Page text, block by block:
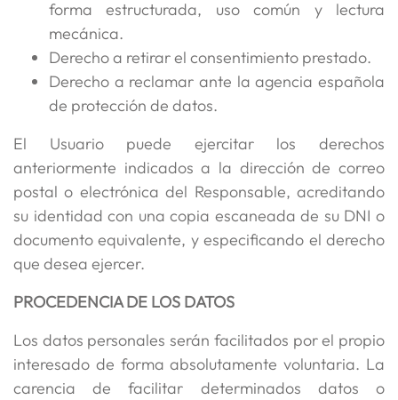
forma estructurada, uso común y lectura
mecánica.
Derecho a retirar el consentimiento prestado.
Derecho a reclamar ante la agencia española
de protección de datos.
El Usuario puede ejercitar los derechos
anteriormente indicados a la dirección de correo
postal o electrónica del Responsable, acreditando
su identidad con una copia escaneada de su DNI o
documento equivalente, y especificando el derecho
que desea ejercer.
PROCEDENCIA DE LOS DATOS
Los datos personales serán facilitados por el propio
interesado de forma absolutamente voluntaria. La
carencia de facilitar determinados datos o